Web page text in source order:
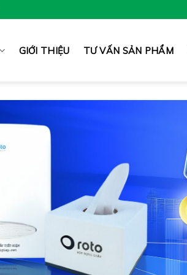
GIỚI THIỆU TƯ VẤN SẢN PHẨM